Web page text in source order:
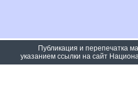
Публикация и перепечатка
указанием ссылки на сайт